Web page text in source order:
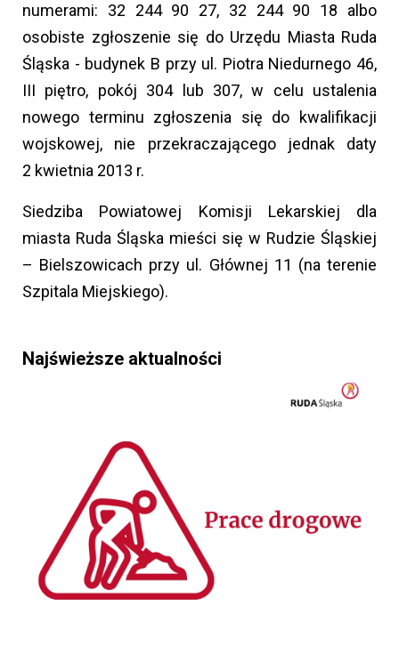
numerami: 32 244 90 27, 32 244 90 18 albo
osobiste zgłoszenie się do Urzędu Miasta Ruda
Śląska - budynek B przy ul. Piotra Niedurnego 46,
III piętro, pokój 304 lub 307, w celu ustalenia
nowego terminu zgłoszenia się do kwalifikacji
wojskowej, nie przekraczającego jednak daty
2 kwietnia 2013 r.
Siedziba Powiatowej Komisji Lekarskiej dla
miasta Ruda Śląska mieści się w Rudzie Śląskiej
– Bielszowicach przy ul. Głównej 11 (na terenie
Szpitala Miejskiego).
Najświeższe aktualności